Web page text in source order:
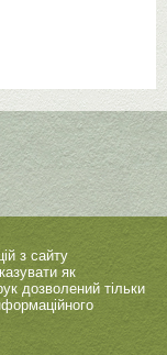
з сайту
як
дозволений тільки